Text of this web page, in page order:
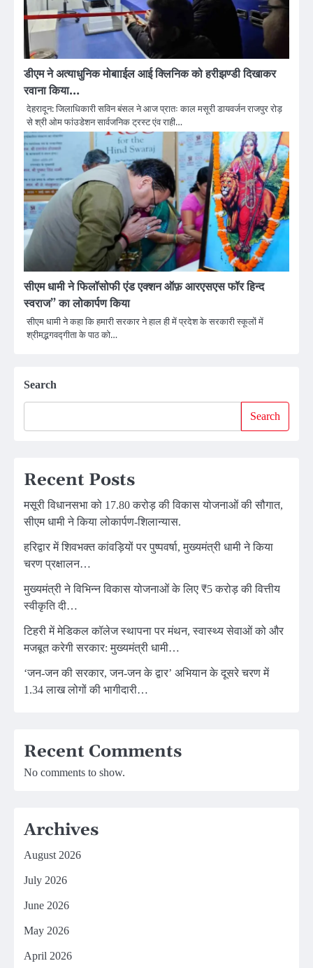
डीएम ने अत्याधुनिक मोबााईल आई क्लिनिक को हरीझण्डी दिखाकर
रवाना किया…
देहरादून: जिलाधिकारी सविन बंसल ने आज प्रातः काल मसूरी डायवर्जन राजपुर रोड़
से श्री ओम फांउडेशन सार्वजनिक ट्रस्ट एंव राही…
सीएम धामी ने फिलॉसोफी एंड एक्शन ऑफ़ आरएसएस फॉर हिन्द
स्वराज” का लोकार्पण किया
सीएम धामी ने कहा कि हमारी सरकार ने हाल ही में प्रदेश के सरकारी स्कूलों में
श्रीमद्भगवद्गीता के पाठ को…
Search
Search
Recent Posts
मसूरी विधानसभा को 17.80 करोड़ की विकास योजनाओं की सौगात,
सीएम धामी ने किया लोकार्पण-शिलान्यास.
हरिद्वार में शिवभक्त कांवड़ियों पर पुष्पवर्षा, मुख्यमंत्री धामी ने किया
चरण प्रक्षालन…
मुख्यमंत्री ने विभिन्न विकास योजनाओं के लिए ₹5 करोड़ की वित्तीय
स्वीकृति दी…
टिहरी में मेडिकल कॉलेज स्थापना पर मंथन, स्वास्थ्य सेवाओं को और
मजबूत करेगी सरकार: मुख्यमंत्री धामी…
‘जन-जन की सरकार, जन-जन के द्वार’ अभियान के दूसरे चरण में
1.34 लाख लोगों की भागीदारी…
Recent Comments
No comments to show.
Archives
August 2026
July 2026
June 2026
May 2026
April 2026